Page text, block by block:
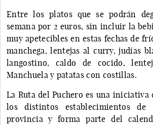
Entre los platos que se podrán
semana por 2 euros, sin incluir la
muy apetecibles en estas fechas de
manchega, lentejas al curry, judías
langostino, caldo de cocido,
Manchuela y patatas con costillas.
La Ruta del Puchero es una iniciativa
los distintos establecimientos de
provincia y forma parte del